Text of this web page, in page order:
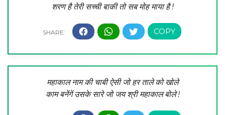
शरण है तेरी सच्ची बाकी तो सब मोह माया है !
महाकाल नाम की चाबी ऐसी जो हर ताले को खोले
काम बनेंगें उसके सारे जो जय श्री महाकाल बोले !